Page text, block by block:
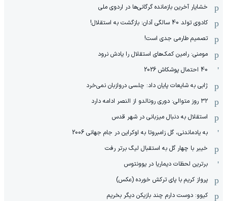
خشایار آخرین بازمانده گرگانی‌ها در اردوی ملی
کادوی تولد 40 سالگی آدان: بازگشت به استقلال!
تصمیم طارمی جدی است!
مومنی: رامین کمک‌های استقلال را یادش نرود
40 احتمال پوشکاش 2026
ژابی به شایعات پایان داد: چلسی دروازبان نمی‌خرد
۳۲ روز متوالی: دوری رونالدو از النصر ادامه دارد
استقلال به دنبال میزبانی در شهر قدس
به یادماندنی، گل زامبروتا به اوکراین در جام جهانی 2006
خیبر با چهار گل به استقبال لیگ برتر رفت
برترین لحظات دیماریا در یوونتوس
پرواز کریم با پای ترکش خورده (عکس)
کیوو: دوست دارم چند بازیکن دیگر بخریم